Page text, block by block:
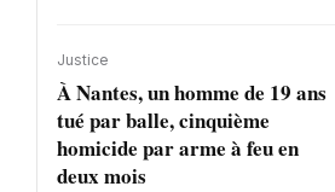
Justice
À Nantes, un homme de 19 ans
tué par balle, cinquième
homicide par arme à feu en
deux mois